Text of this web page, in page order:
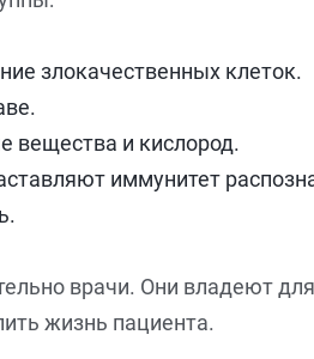
злокачественных клеток.
вещества и кислород.
иммунитет
врачи. Они владеют
жизнь пациента.